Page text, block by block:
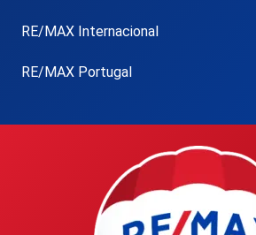
RE/MAX Internacional
RE/MAX Portugal